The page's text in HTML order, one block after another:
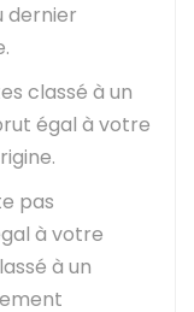
dernier
classé à un
égal à votre
pas
à votre
à un